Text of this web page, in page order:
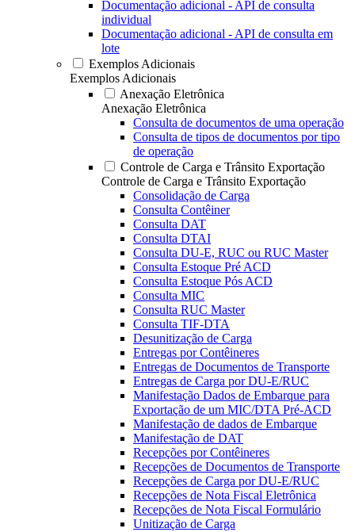
Documentação adicional - API de consulta
individual
Documentação adicional - API de consulta em
lote
Exemplos Adicionais
Exemplos Adicionais
Anexação Eletrônica
Anexação Eletrônica
Consulta de documentos de uma operação
Consulta de tipos de documentos por tipo
de operação
Controle de Carga e Trânsito Exportação
Controle de Carga e Trânsito Exportação
Consolidação de Carga
Consulta Contêiner
Consulta DAT
Consulta DTAI
Consulta DU-E, RUC ou RUC Master
Consulta Estoque Pré ACD
Consulta Estoque Pós ACD
Consulta MIC
Consulta RUC Master
Consulta TIF-DTA
Desunitização de Carga
Entregas por Contêineres
Entregas de Documentos de Transporte
Entregas de Carga por DU-E/RUC
Manifestação Dados de Embarque para
Exportação de um MIC/DTA Pré-ACD
Manifestação de dados de Embarque
Manifestação de DAT
Recepções por Contêineres
Recepções de Documentos de Transporte
Recepções de Carga por DU-E/RUC
Recepções de Nota Fiscal Eletrônica
Recepções de Nota Fiscal Formulário
Unitização de Carga